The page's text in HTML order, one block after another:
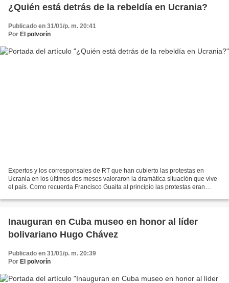
¿Quién está detrás de la rebeldía en Ucrania?
Publicado en 31/01/p. m. 20:41
Por El polvorín
Expertos y los corresponsales de RT que han cubierto las protestas en
Ucrania en los últimos dos meses valoraron la dramática situación que vive
el país. Como recuerda Francisco Guaita al principio las protestas eran
Inauguran en Cuba museo en honor al líder
bolivariano Hugo Chávez
Publicado en 31/01/p. m. 20:39
Por El polvorín